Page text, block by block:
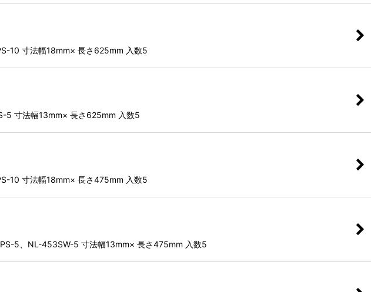
10 寸法幅18mm× 長さ625mm 入数5
5 寸法幅13mm× 長さ625mm 入数5
10 寸法幅18mm× 長さ475mm 入数5
5、NL-453SW-5 寸法幅13mm× 長さ475mm 入数5